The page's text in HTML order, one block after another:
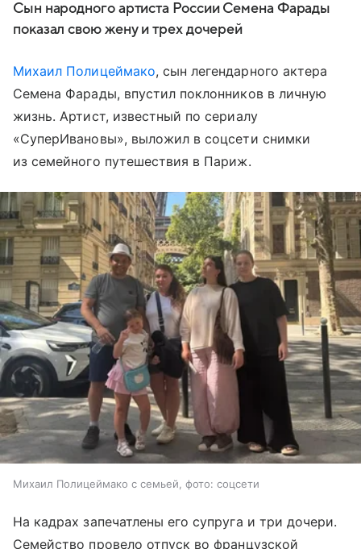
Сын народного артиста России Семена Фарады
показал свою жену и трех дочерей
Михаил Полицеймако, сын легендарного актера
Семена Фарады, впустил поклонников в личную
жизнь. Артист, известный по сериалу
«СуперИвановы», выложил в соцсети снимки
из семейного путешествия в Париж.
Михаил Полицеймако с семьей, фото: соцсети
На кадрах запечатлены его супруга и три дочери.
Семейство провело отпуск во французской